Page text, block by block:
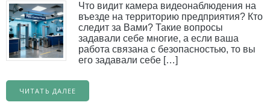
Что видит камера видеонаблюдения на
въезде на территорию предприятия? Кто
следит за Вами? Такие вопросы
задавали себе многие, а если ваша
работа связана с безопасностью, то вы
его задавали себе […]
ЧИТАТЬ ДАЛЕЕ